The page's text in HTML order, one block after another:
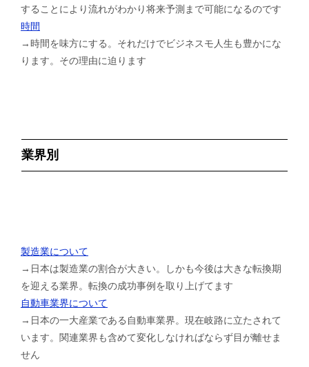
することにより流れがわかり将来予測まで可能になるのです
時間
→時間を味方にする。それだけでビジネスモ人生も豊かにな
ります。その理由に迫ります
業界別
製造業について
→日本は製造業の割合が大きい。しかも今後は大きな転換期
を迎える業界。転換の成功事例を取り上げてます
自動車業界について
→日本の一大産業である自動車業界。現在岐路に立たされて
います。関連業界も含めて変化しなければならず目が離せま
せん